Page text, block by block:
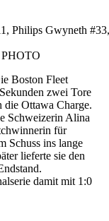
Philips Gwyneth
Boston Fleet
zwei Tore
die Ottawa Charge.
Schweizerin Alina
für
Schuss ins lange
lieferte sie den
damit mit 1:0